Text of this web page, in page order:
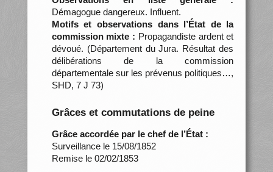
Démagogue dangereux. Influent.
Motifs et observations dans l’État de la
commission mixte : Propagandiste ardent et
dévoué. (Département du Jura. Résultat des
délibérations de la commission
départementale sur les prévenus politiques…,
SHD, 7 J 73)
Grâces et commutations de peine
Grâce accordée par le chef de l’État :
Surveillance le 15/08/1852
Remise le 02/02/1853